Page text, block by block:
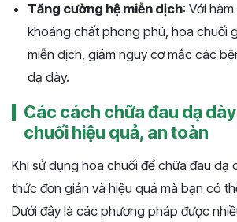
Tăng cường hệ miễn dịch: Với
khoáng chất phong phú, hoa chuối
miễn dịch, giảm nguy cơ mắc các
dạ dày.
Các cách chữa đau dạ
chuối hiệu quả, an toàn
Khi sử dụng hoa chuối để chữa đau dạ
thức đơn giản và hiệu quả mà bạn có
Dưới đây là các phương pháp được